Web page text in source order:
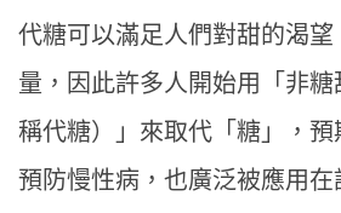
代糖可以滿足人們對甜的渴
量，因此許多人開始用「非
稱代糖）」來取代「糖」，
預防慢性病，也廣泛被應用